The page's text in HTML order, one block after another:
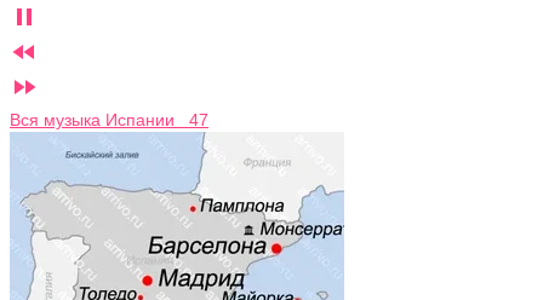



Вся музыка Испании 47